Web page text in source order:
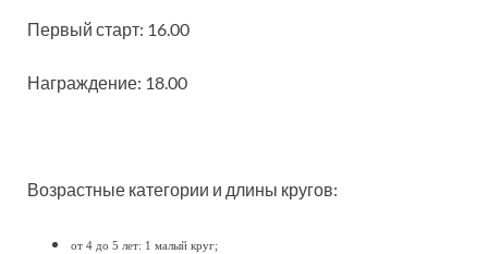
Первый старт: 16.00
Награждение: 18.00
Возрастные категории и длины кругов:
от 4 до 5 лет: 1 малый круг;